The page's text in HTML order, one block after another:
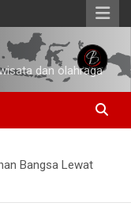
dan olahraga
Bangsa Lewat